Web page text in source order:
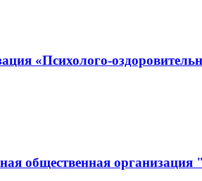
«Психолого-
общественная